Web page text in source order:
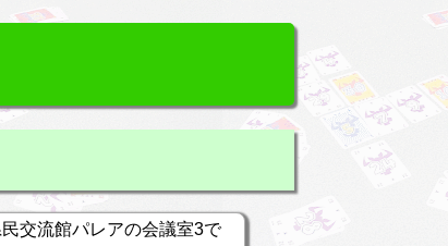
交流館パレアの会議室3で